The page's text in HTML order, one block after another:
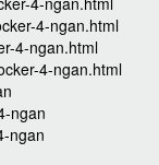
4-ngan.html
4-ngan.html
4-ngan.html
ngan
ngan